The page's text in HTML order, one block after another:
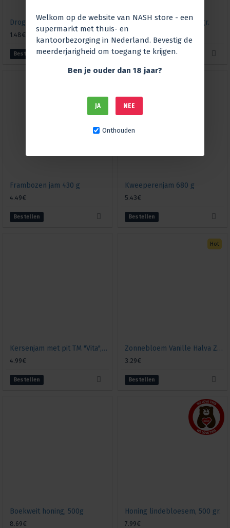
Welkom op de website van NASH store - een
supermarkt met thuis- en
kantoorbezorging in Nederland. Bevestig de
meerderjarigheid om toegang te krijgen.
Ben je ouder dan 18 jaar?
JA NEE
Onthouden
Droge cranberry jelly, 240 gr.
1.48€
Bestellen
Droge kersenjelly, 240 gr.
1.49€
Bestellen
Frambozen jam 430 g
4.49€
Bestellen
Kweeperenjam 680 g
5.43€
Bestellen
Kersenjam met pit TM "Vita", 680g
4.99€
Bestellen
Hot
Zonnebloem Vanille Halva Zolotoi Vek, 500 gr.
3.29€
Bestellen
Boekweit honing, 500g
8.69€
Honing lindebloesem, 500 gr.
7.99€